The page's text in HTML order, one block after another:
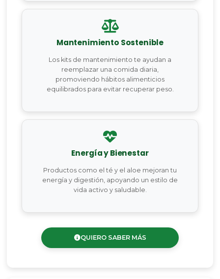
Mantenimiento Sostenible
Los kits de mantenimiento te ayudan a
reemplazar una comida diaria,
promoviendo hábitos alimenticios
equilibrados para evitar recuperar peso.
Energía y Bienestar
Productos como el té y el aloe mejoran tu
energía y digestión, apoyando un estilo de
vida activo y saludable.
QUIERO SABER MÁS